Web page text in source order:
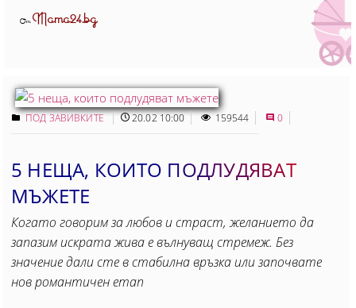
ОтMama24.bg
ПОД ЗАВИВКИТЕ 20.02 10:00 159544 0
5 НЕЩА, КОИТО ПОДЛУДЯВАТ
МЪЖЕТЕ
Когато говорим за любов и страст, желанието да
запазим искрата жива е вълнуващ стремеж. Без
значение дали сте в стабилна връзка или започвате
нов романтичен етап